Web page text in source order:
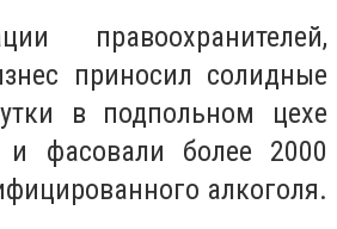
правоохранителей,
приносил солидные
в подпольном цехе
и фасовали более 2000
алкоголя.